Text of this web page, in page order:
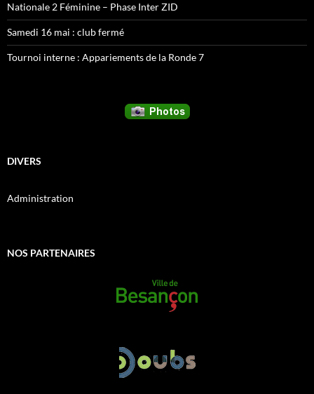
Nationale 2 Féminine – Phase Inter ZID
Samedi 16 mai : club fermé
Tournoi interne : Appariements de la Ronde 7
DIVERS
Administration
NOS PARTENAIRES